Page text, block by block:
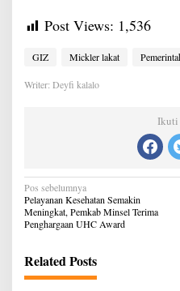
Post Views: 1,536
GIZ Mickler lakat
Writer: Deyfi kalalo
Ikuti
Navigasi
pos
Pos sebelumnya
Pelayanan Kesehatan Semakin
Meningkat, Pemkab Minsel Terima
Penghargaan UHC Award
Related Posts